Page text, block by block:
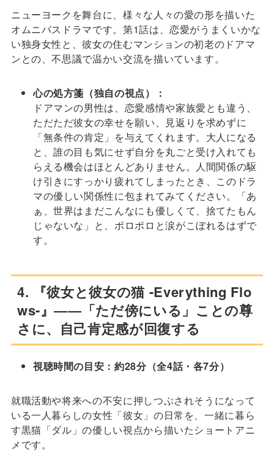
ニューヨークを舞台に、様々な人々の愛の形を描いた
オムニバスドラマです。第1話は、恋愛がうまくいかな
い独身女性と、彼女の住むマンションの初老のドアマ
ンとの、不思議で温かい交流を描いています。
心の処方箋（独自の視点）：
ドアマンの男性は、恋愛感情や家族愛とも違う、
ただただ彼女の幸せを願い、見返りを求めずに
「無条件の肯定」を与えてくれます。大人になる
と、誰の目も気にせず自分を丸ごと受け入れても
らえる機会はほとんどありません。人間関係の駆
け引きにすっかり疲れてしまったとき、このドラ
マの優しい関係性に包まれてみてください。「あ
ぁ、世界はまだこんなにも優しくて、捨てたもん
じゃないな」と、ポロポロと涙がこぼれるはずで
す。
4. 『彼女と彼女の猫 -Everything Flo
ws-』――「ただ傍にいる」ことの尊
さに、自己肯定感が回復する
視聴時間の目安：約28分（全4話・各7分）
就職活動や将来への不安に押しつぶされそうになって
いる一人暮らしの女性「彼女」の日常を、一緒に暮ら
す黒猫「ダル」の優しい視点から描いたショートアニ
メです。